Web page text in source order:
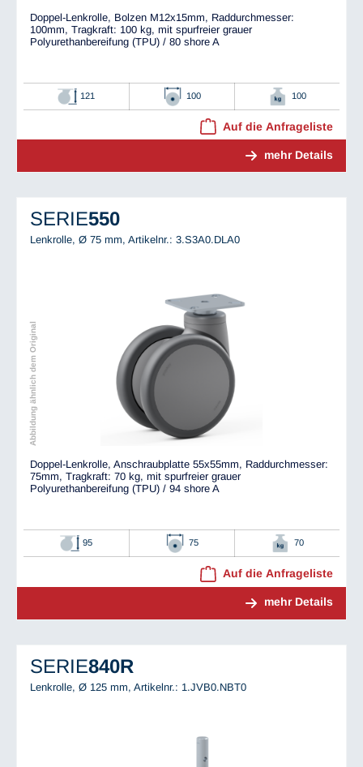
Doppel-Lenkrolle, Bolzen M12x15mm, Raddurchmesser:
100mm, Tragkraft: 100 kg, mit spurfreier grauer
Polyurethanbereifung (TPU) / 80 shore A
121 100 100
Auf die Anfrageliste
mehr Details
SERIE550
Lenkrolle, Ø 75 mm, Artikelnr.: 3.S3A0.DLA0
Abbildung ähnlich dem Original
Doppel-Lenkrolle, Anschraubplatte 55x55mm, Raddurchmesser:
75mm, Tragkraft: 70 kg, mit spurfreier grauer
Polyurethanbereifung (TPU) / 94 shore A
95 75 70
Auf die Anfrageliste
mehr Details
SERIE840R
Lenkrolle, Ø 125 mm, Artikelnr.: 1.JVB0.NBT0